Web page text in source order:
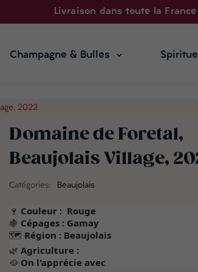
Livraison dans toute la
Champagne & Bulles
2022
Domaine de Foretal,
Beaujolais Village,
Catégories: Beaujolais
🍷 Couleur : Rouge
🍇 Cépages : Gamay
🗺️ Région : Beaujolais
🌿 Agriculture :
🥘 On l'apprécie avec